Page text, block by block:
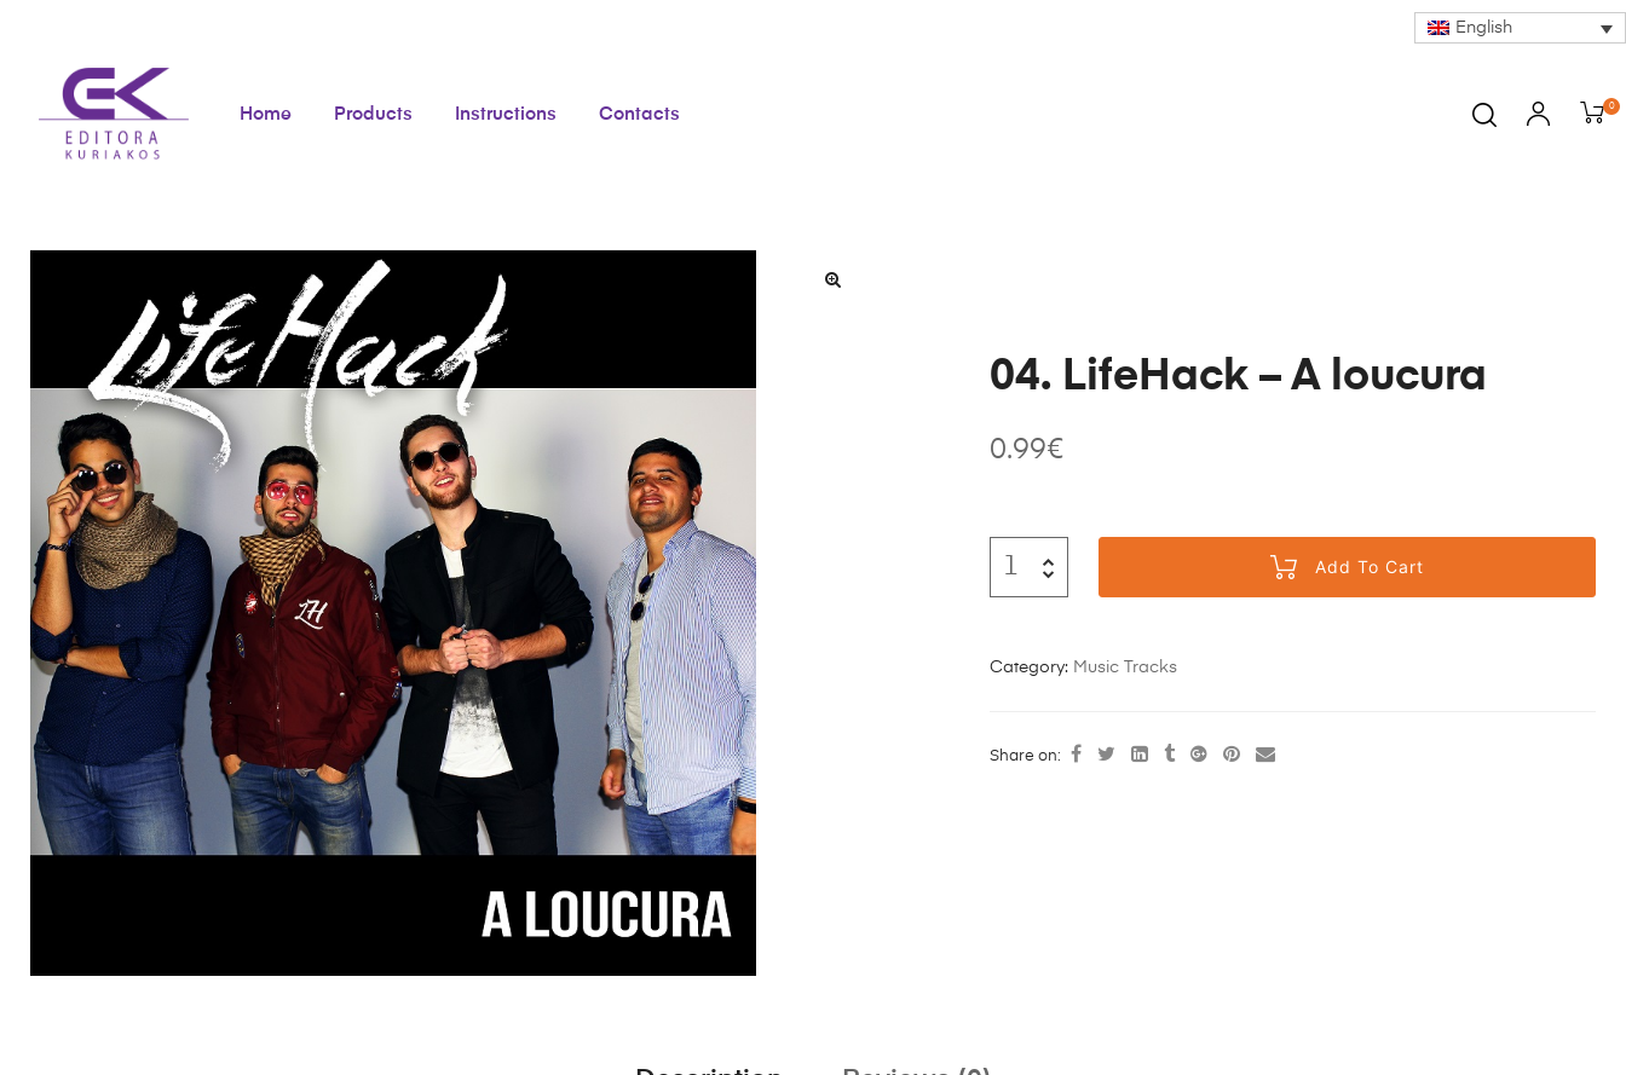
English
Home Products Instructions Contacts 0
04. LifeHack – A loucura
0.99€
Add To Cart
Category: Music Tracks
Share on: